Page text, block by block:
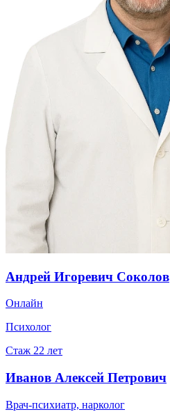
Андрей Игоревич Соколов
Онлайн
Психолог
Стаж 22 лет
Иванов Алексей Петрович
Врач-психиатр, нарколог